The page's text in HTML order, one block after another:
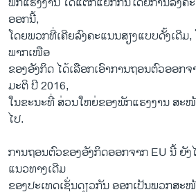
ອອກ​ນີ້,
ໂດຍ​ພວກ​ທີ່ເຄີຍ​ລົງ​ຄະ​ແນນ​ສຽງ​ແບບ​ດັ້ງ​ເດີມ​,
ພາກ​ເໜືອ​
ຂອງ​ອັງ​ກິດ ໄດ້ເລືອກ​ເອົາ​ການຖອນ​ຕົວອອກ
ມະ​ຕິ ​ປີ 2016,
ໃນ​ຂະ​ນະ​ທີ່ ສ່ວນ​ໃຫຍ່​ຂອງ​ພັກ​ແຮງ​ງານ ​ສ
ໄປ.
ການ​ຖອນ​ຕົວ​ຂອງ​ອັງ​ກິດ​ອອກ​ຈາກ EU ນີ້ ​ຍັ
ແນວ​ທາງ​ເດີມ
ຂອງ​ປະ​ເທດເຊັ່ນ​ດຽວ​ກັນ ​ອອກ​ເປັນ​ພວກ​ສະ​